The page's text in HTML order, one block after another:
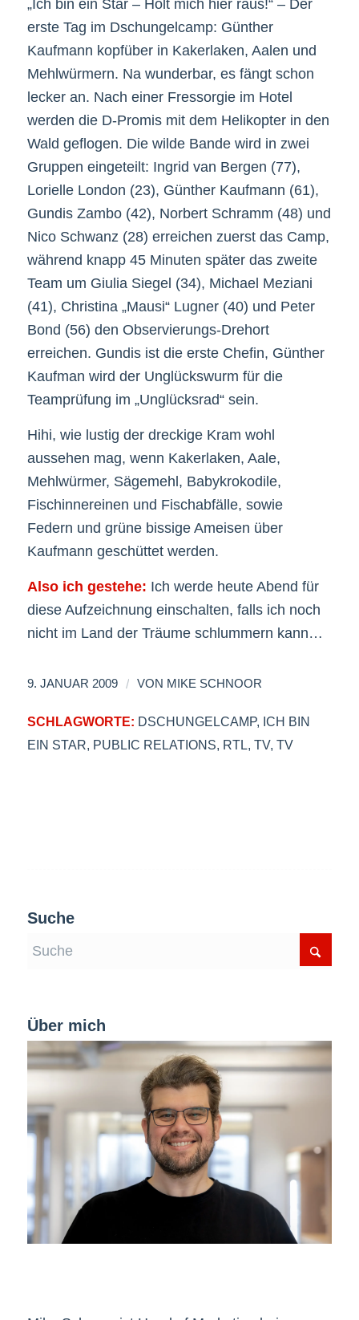
„Ich bin ein Star – Holt mich hier raus!“ – Der
erste Tag im Dschungelcamp: Günther
Kaufmann kopfüber in Kakerlaken, Aalen und
Mehlwürmern. Na wunderbar, es fängt schon
lecker an. Nach einer Fressorgie im Hotel
werden die D-Promis mit dem Helikopter in den
Wald geflogen. Die wilde Bande wird in zwei
Gruppen eingeteilt: Ingrid van Bergen (77),
Lorielle London (23), Günther Kaufmann (61),
Gundis Zambo (42), Norbert Schramm (48) und
Nico Schwanz (28) erreichen zuerst das Camp,
während knapp 45 Minuten später das zweite
Team um Giulia Siegel (34), Michael Meziani
(41), Christina „Mausi“ Lugner (40) und Peter
Bond (56) den Observierungs-Drehort
erreichen. Gundis ist die erste Chefin, Günther
Kaufman wird der Unglückswurm für die
Teamprüfung im „Unglücksrad“ sein.
Hihi, wie lustig der dreckige Kram wohl
aussehen mag, wenn Kakerlaken, Aale,
Mehlwürmer, Sägemehl, Babykrokodile,
Fischinnereinen und Fischabfälle, sowie
Federn und grüne bissige Ameisen über
Kaufmann geschüttet werden.
Also ich gestehe: Ich werde heute Abend für
diese Aufzeichnung einschalten, falls ich noch
nicht im Land der Träume schlummern kann…
9. JANUAR 2009 / VON MIKE SCHNOOR
SCHLAGWORTE: DSCHUNGELCAMP, ICH BIN
EIN STAR PUBLIC RELATIONS RTL TV, TV
Suche
Über mich